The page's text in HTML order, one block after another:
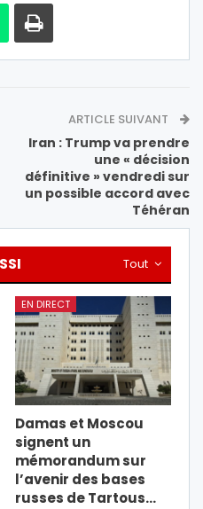
ARTICLE SUIVANT
Iran : Trump va prendre
une « décision
définitive » vendredi sur
un possible accord avec
Téhéran
Tout
EN DIRECT
Damas et Moscou
signent un
mémorandum sur
l’avenir des bases
russes de Tartous…